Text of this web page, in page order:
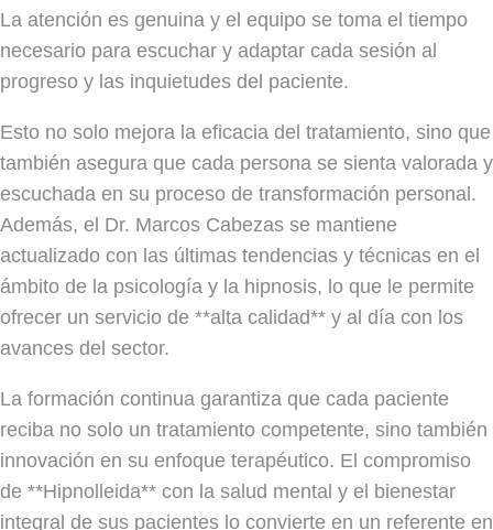
La atención es genuina y el equipo se toma el tiempo
necesario para escuchar y adaptar cada sesión al
progreso y las inquietudes del paciente.
Esto no solo mejora la eficacia del tratamiento, sino que
también asegura que cada persona se sienta valorada y
escuchada en su proceso de transformación personal.
Además, el Dr. Marcos Cabezas se mantiene
actualizado con las últimas tendencias y técnicas en el
ámbito de la psicología y la hipnosis, lo que le permite
ofrecer un servicio de **alta calidad** y al día con los
avances del sector.
La formación continua garantiza que cada paciente
reciba no solo un tratamiento competente, sino también
innovación en su enfoque terapéutico. El compromiso
de **Hipnolleida** con la salud mental y el bienestar
integral de sus pacientes lo convierte en un referente en